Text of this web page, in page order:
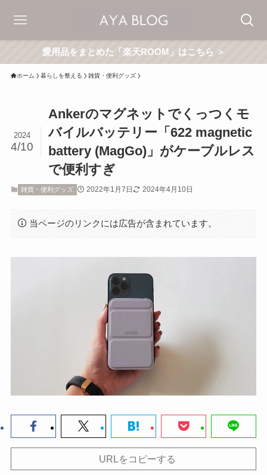
愛用品をまとめた「楽天ROOM」はこちら ＞
ホーム 暮らしを整える 雑貨・便利グッズ
Ankerのマグネットでくっつくモ
バイルバッテリー「622 magnetic
battery (MagGo)」がケーブルレス
で便利すぎ
2024
4/10
雑貨・便利グッズ 2022年1月7日 2024年4月10日
当ページのリンクには広告が含まれています。
URLをコピーする